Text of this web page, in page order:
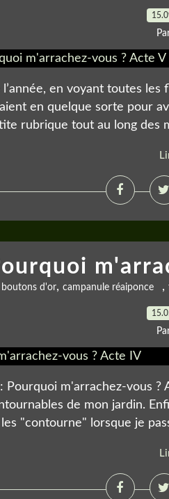
en voyant toutes les
en quelque sorte pour
rubrique tout au long des
boutons d'or, campanule réaiponce ,
Pourquoi m'arrachez-vous ?
de mon jardin.
"contourne" lorsque je